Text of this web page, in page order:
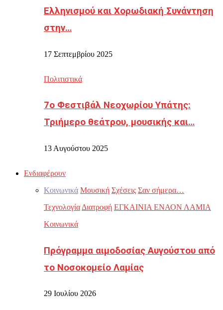
Ελληνισμού και Χορωδιακή Συνάντηση
στην…
17 Σεπτεμβρίου 2025
Πολιτιστικά
7ο Φεστιβάλ Νεοχωρίου Υπάτης:
Τριήμερο θεάτρου, μουσικής και…
13 Αυγούστου 2025
Ενδιαφέρουν
Κοινωνικά Μουσική Σχέσεις Σαν σήμερα…
Τεχνολογία Διατροφή ΕΓΚΑΙΝΙΑ ΕΝΑΟΝ ΛΑΜΙΑ
Κοινωνικά
Πρόγραμμα αιμοδοσίας Αυγούστου από
το Νοσοκομείο Λαμίας
29 Ιουλίου 2026